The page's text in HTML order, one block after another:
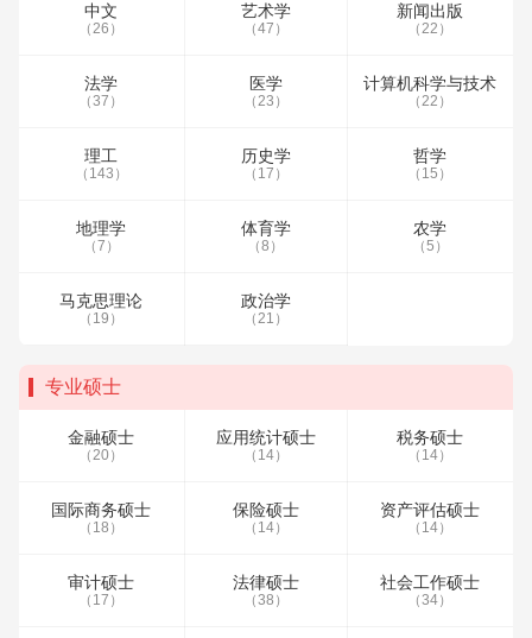
中文
（26）
艺术学
（47）
新闻出版
（22）
法学
（37）
医学
（23）
计算机科学与技术
（22）
理工
（143）
历史学
（17）
哲学
（15）
地理学
（7）
体育学
（8）
农学
（5）
马克思理论
（19）
政治学
（21）
专业硕士
金融硕士
（20）
应用统计硕士
（14）
税务硕士
（14）
国际商务硕士
（18）
保险硕士
（14）
资产评估硕士
（14）
审计硕士
（17）
法律硕士
（38）
社会工作硕士
（34）